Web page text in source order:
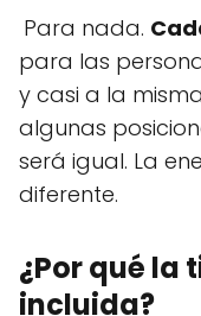
Para nada.
para las
y casi a la
algunas
será igual. La
diferente.
¿Por qué la
incluida?